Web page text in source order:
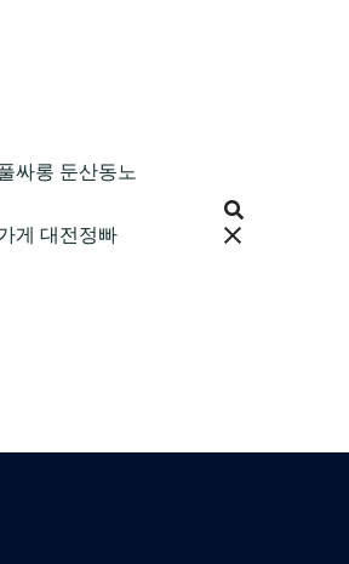
싸롱 둔산동노
게 대전정빠